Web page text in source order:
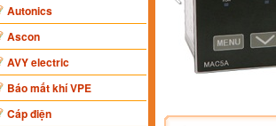
Autonics
Ascon
AVY electric
Báo mất khí VPE
Cáp điện